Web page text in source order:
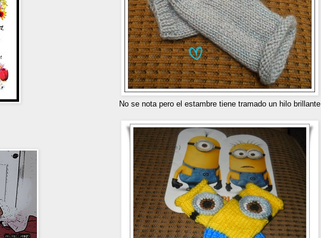
No se nota pero el estambre tiene tramado un hilo brillante